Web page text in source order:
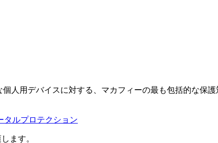
人用デバイスに対する、マカフィーの最も包括的な保護
タルプロテクション
ます。